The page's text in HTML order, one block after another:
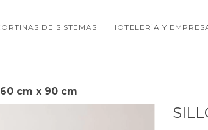
DE SISTEMAS HOTELERÍA Y
cm x 90 cm